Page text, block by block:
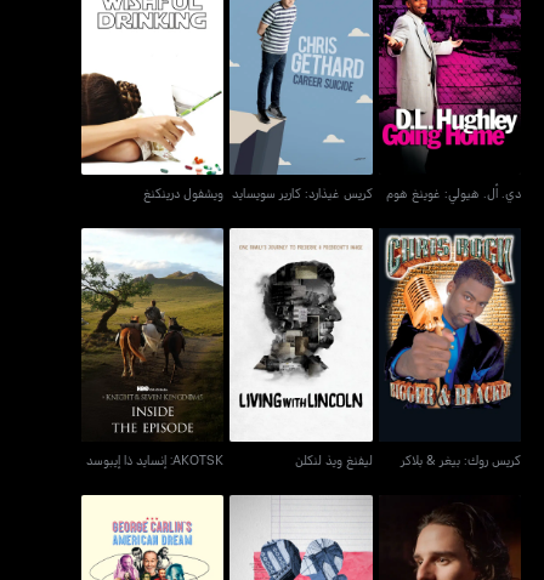
دي. أل. هيولي: غوينغ هوم
دي. أل. هيولي: غوينغ هوم
كريس غيذارد: كارير
سويسايد
كريس غيذارد: كارير سويسايد ويشفول درينكنغ
كريس روك: بيغر & بلاكر
كريس روك: بيغر & بلاكر
ليفنغ ويذ لنكلن
ليفنغ ويذ لنكلن
AKOTSK: إنسايد ذا إيبوسد
AKOTSK: إنسايد ذا إيبوسد